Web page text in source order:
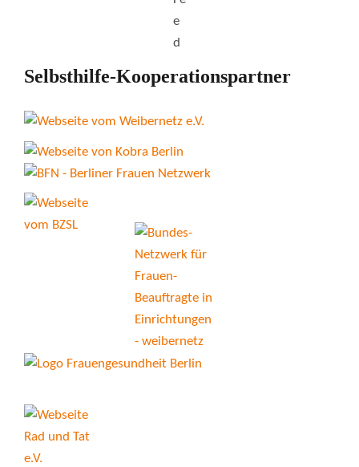
Selbsthilfe-Kooperationspartner